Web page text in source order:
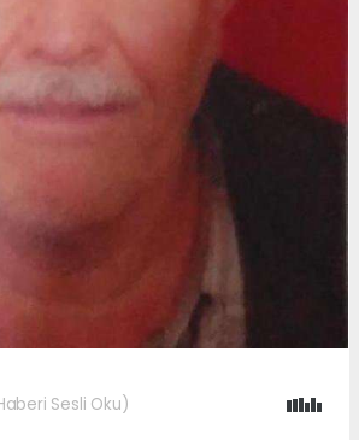
Sesli Oku)